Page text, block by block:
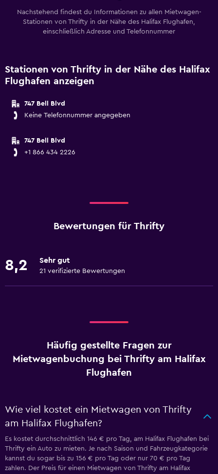
Nachstehend findest du Informationen zu allen Mietwagen-
Stationen von Thrifty in der Nähe des Halifax Flughafen,
einschließlich Adresse und Telefonnummer
Stationen von Thrifty in der Nähe des Halifax
Flughafen anzeigen
747 Bell Blvd
Keine Telefonnummer angegeben
747 Bell Blvd
+1 866 434 2226
Bewertungen für Thrifty
8,2 Sehr gut
21 verifizierte Bewertungen
Häufig gestellte Fragen zur
Mietwagenbuchung bei Thrifty am Halifax
Flughafen
Wie viel kostet ein Mietwagen von Thrifty
am Halifax Flughafen?
Es kostet durchschnittlich 146 € pro Tag, am Halifax Flughafen bei
Thrifty ein Auto zu mieten. Je nach Saison und Fahrzeugkategorie
kannst du sogar bis zu 156 € pro Tag oder nur 70 € pro Tag
zahlen. Der Preis für einen Mietwagen von Thrifty am Halifax